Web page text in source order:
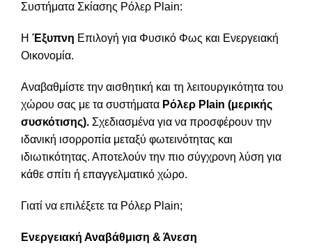
Συστήματα Σκίασης Ρόλερ Plain:
Η Έξυπνη Επιλογή για Φυσικό Φως και Ενεργειακή
Οικονομία.
Αναβαθμίστε την αισθητική και τη λειτουργικότητα του
χώρου σας με τα συστήματα Ρόλερ Plain (μερικής
συσκότισης). Σχεδιασμένα για να προσφέρουν την
ιδανική ισορροπία μεταξύ φωτεινότητας και
ιδιωτικότητας. Αποτελούν την πιο σύγχρονη λύση για
κάθε σπίτι ή επαγγελματικό χώρο.
Γιατί να επιλέξετε τα Ρόλερ Plain;
Ενεργειακή Αναβάθμιση & Άνεση